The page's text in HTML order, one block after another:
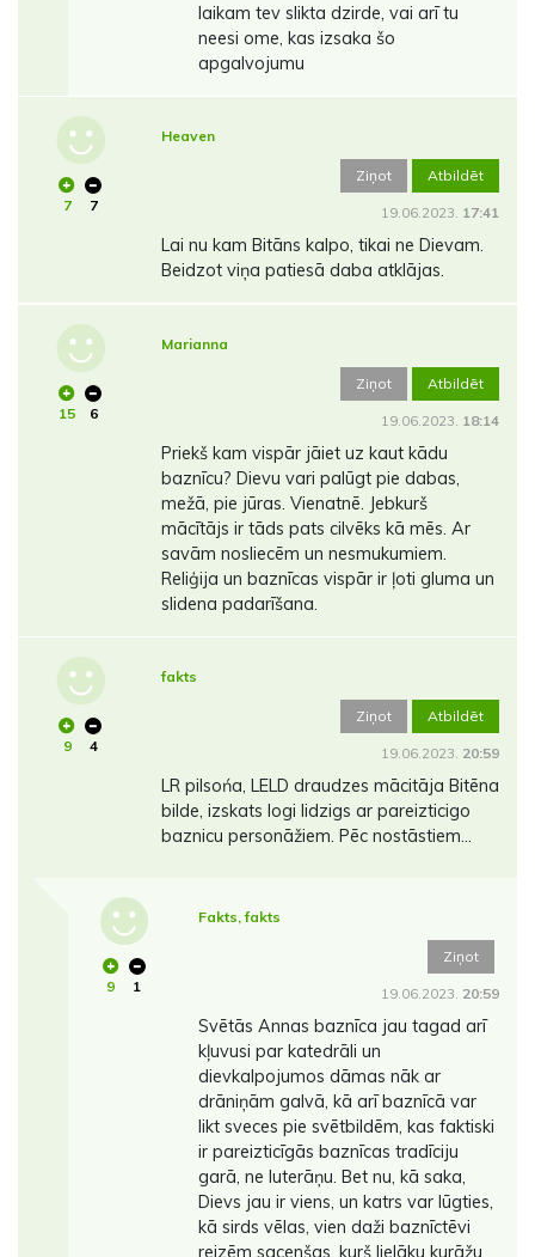
laikam tev slikta dzirde, vai arī tu
neesi ome, kas izsaka šo
apgalvojumu
7 7
Heaven
Ziņot Atbildēt
19.06.2023. 17:41
Lai nu kam Bitāns kalpo, tikai ne Dievam.
Beidzot viņa patiesā daba atklājas.
15 6
Marianna
Ziņot Atbildēt
19.06.2023. 18:14
Priekš kam vispār jāiet uz kaut kādu
baznīcu? Dievu vari palūgt pie dabas,
mežā, pie jūras. Vienatnē. Jebkurš
mācītājs ir tāds pats cilvēks kā mēs. Ar
savām nosliecēm un nesmukumiem.
Reliģija un baznīcas vispār ir ļoti gluma un
slidena padarīšana.
9 4
fakts
Ziņot Atbildēt
19.06.2023. 20:59
LR pilsońa, LELD draudzes mācitāja Bitēna
bilde, izskats logi lidzigs ar pareizticigo
baznicu personāžiem. Pēc nostāstiem…
9 1
Fakts, fakts
Ziņot
19.06.2023. 20:59
Svētās Annas baznīca jau tagad arī
kļuvusi par katedrāli un
dievkalpojumos dāmas nāk ar
drāniņām galvā, kā arī baznīcā var
likt sveces pie svētbildēm, kas faktiski
ir pareizticīgās baznīcas tradīciju
garā, ne luterāņu. Bet nu, kā saka,
Dievs jau ir viens, un katrs var lūgties,
kā sirds vēlas, vien daži baznīctēvi
reizēm sacenšas, kurš lielāku kurāžu